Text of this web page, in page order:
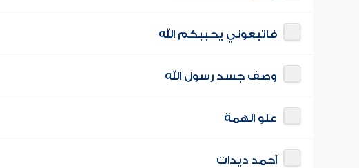
فاتبعوني يحببكم الله
وصف جسد رسول الله
علو الهمة
أحمد ديدات